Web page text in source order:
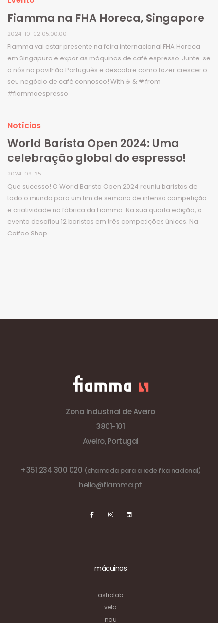
Fiamma na FHA Horeca, Singapore
2024-10-02 05:00:00
Fiamma vai estar presente na feira internacional FHA Horeca
em Singapura e expor as máquinas de café espresso. Junte-se
a nós no pavilhão Português e descobre como fazer crescer o
seu negócio de café connosco! With ☕ & ❤ from
#fiammaespresso
Notícias
World Barista Open 2024: Uma
celebração global do espresso!
2024-09-25
Que sucesso! O World Barista Open 2024 reuniu baristas de
todo o mundo para um fim de semana de intensa competição
e criatividade na fábrica da Fiamma. Na sua quarta edição, o
evento desafiou 12 baristas em três competições únicas. Na
Coffee Shop...
Zona Industrial de Aveiro
3801-101
Aveiro, Portugal
+351 234 300 020 (chamada para a rede fixa nacional)
hello@fiamma.pt
máquinas
astrolab
vela
nau